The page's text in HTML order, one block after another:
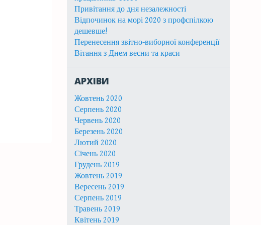
Привітання до дня незалежності
Відпочинок на морі 2020 з профспілкою
дешевше!
Перенесення звітно-виборної конференції
Вітання з Днем весни та краси
АРХІВИ
Жовтень 2020
Серпень 2020
Червень 2020
Березень 2020
Лютий 2020
Січень 2020
Грудень 2019
Жовтень 2019
Вересень 2019
Серпень 2019
Травень 2019
Квітень 2019